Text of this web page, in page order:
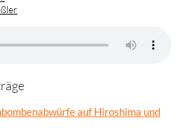
auf Hiroshima und